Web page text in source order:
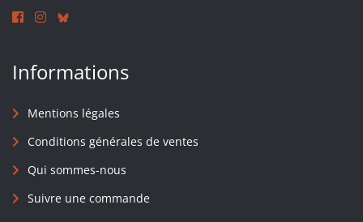
Informations
Mentions légales
Conditions générales de ventes
Qui sommes-nous
Suivre une commande